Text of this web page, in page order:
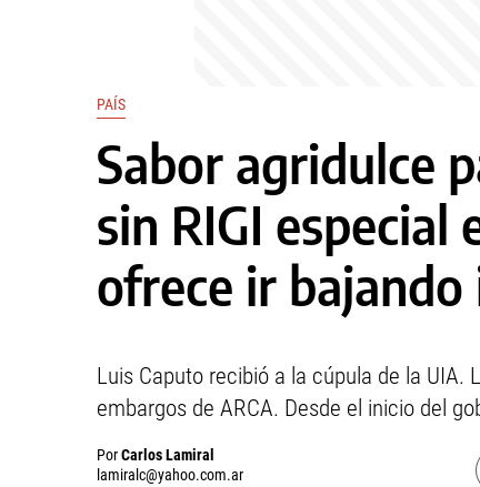
PAÍS
Sabor agridulce
sin RIGI especial
ofrece ir
Luis Caputo recibió a la cúpula de la UIA.
embargos de ARCA. Desde el inicio del
PorCarlos Lamiral
lamiralc@yahoo.com.ar